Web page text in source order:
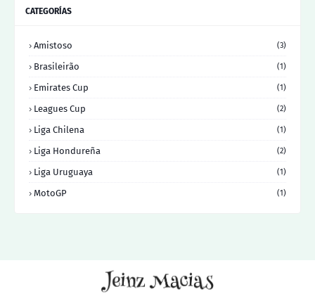
CATEGORÍAS
Amistoso (3)
Brasileirão (1)
Emirates Cup (1)
Leagues Cup (2)
Liga Chilena (1)
Liga Hondureña (2)
Liga Uruguaya (1)
MotoGP (1)